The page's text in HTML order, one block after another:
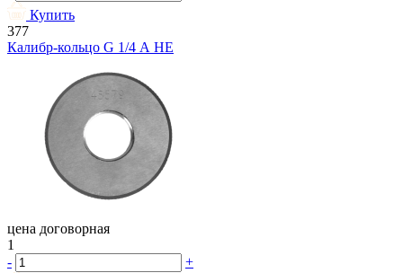
Купить
377
Калибр-кольцо G 1/4 А НЕ
цена договорная
1
-
+